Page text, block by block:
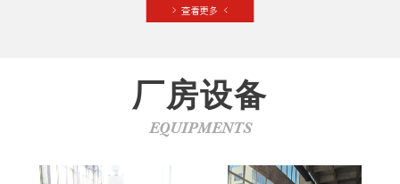
厂房设备
EQUIPMENTS